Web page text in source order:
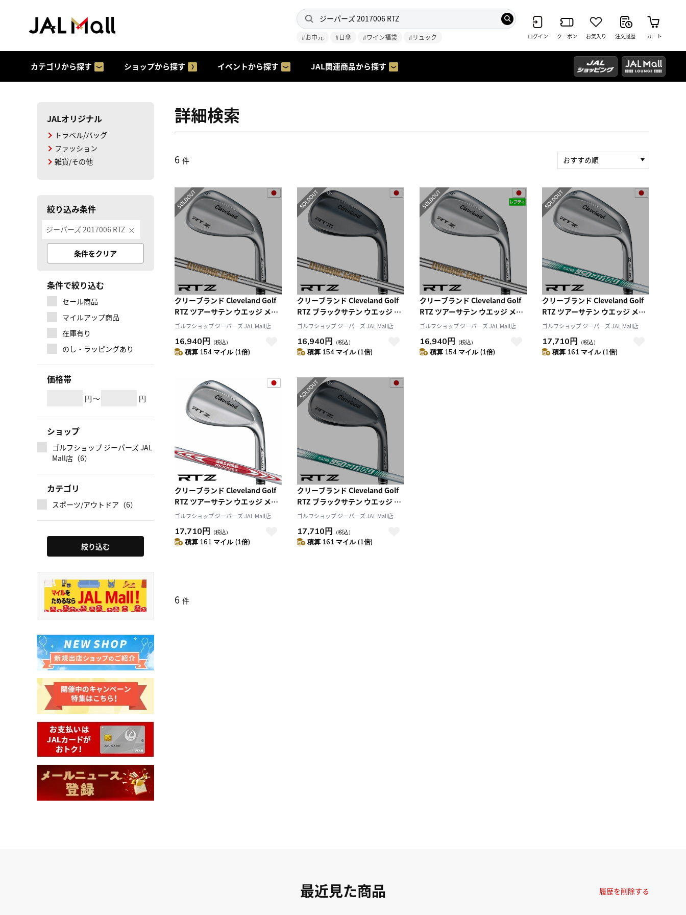
#お中元 #日傘 #ワイン福袋 #リュック ログイン クーポン お気入り 注文履歴 カート
カテゴリから探す ショップから探す イベントから探す JAL関連商品から探す
JALオリジナル
トラベル/バッグ
ファッション
雑貨/その他
絞り込み条件
ジーパーズ 2017006 RTZ
条件をクリア
マイルアップ商品
条件で絞り込む
セール商品
在庫有り
のし・ラッピングあり
価格帯
円～ 円
ショップ
ゴルフショップ ジーパーズ JAL
Mall店（6）
カテゴリ
スポーツ/アウトドア（6）
絞り込む
詳細検索
6 件
おすすめ順
積算マイル率（高い順）
人気順
レビュー件数（多い順）
レビュー評価（高い順）
価格（高い順）
クリーブランド Cleveland Golf
RTZ ツアーサテン ウエッジ メン
ズ 右用 ダイナミックゴールド ゴ
デル
ゴルフショップ ジーパーズ JAL Mall店
16,940円 （税込）
積算 154 マイル (1倍)
クリーブランド Cleveland Golf
RTZ ブラックサテン ウエッジ メ
ンズ 右用 ダイナミックゴールド
モデル
ゴルフショップ ジーパーズ JAL Mall店
16,940円 （税込）
積算 154 マイル (1倍)
クリーブランド Cleveland Golf
RTZ ツアーサテン ウエッジ メン
ズ 左用 ダイナミックゴールド ゴ
デル
ゴルフショップ ジーパーズ JAL Mall店
16,940円 （税込）
積算 154 マイル (1倍)
クリーブランド Cleveland Golf
RTZ ツアーサテン ウエッジ メン
ズ 右用 N.S.PRO 950GH neo ゴ
デル
ゴルフショップ ジーパーズ JAL Mall店
17,710円 （税込）
積算 161 マイル (1倍)
クリーブランド Cleveland Golf
RTZ ツアーサテン ウエッジ メン
ズ 右用 N.S.PRO MODUS3
規品 2025年モデル
ゴルフショップ ジーパーズ JAL Mall店
17,710円 （税込）
積算 161 マイル (1倍)
クリーブランド Cleveland Golf
RTZ ブラックサテン ウエッジ メ
ンズ 右用 N.S.PRO 950GH neo
モデル
ゴルフショップ ジーパーズ JAL Mall店
17,710円 （税込）
積算 161 マイル (1倍)
6 件
最近見た商品 履歴を削除する